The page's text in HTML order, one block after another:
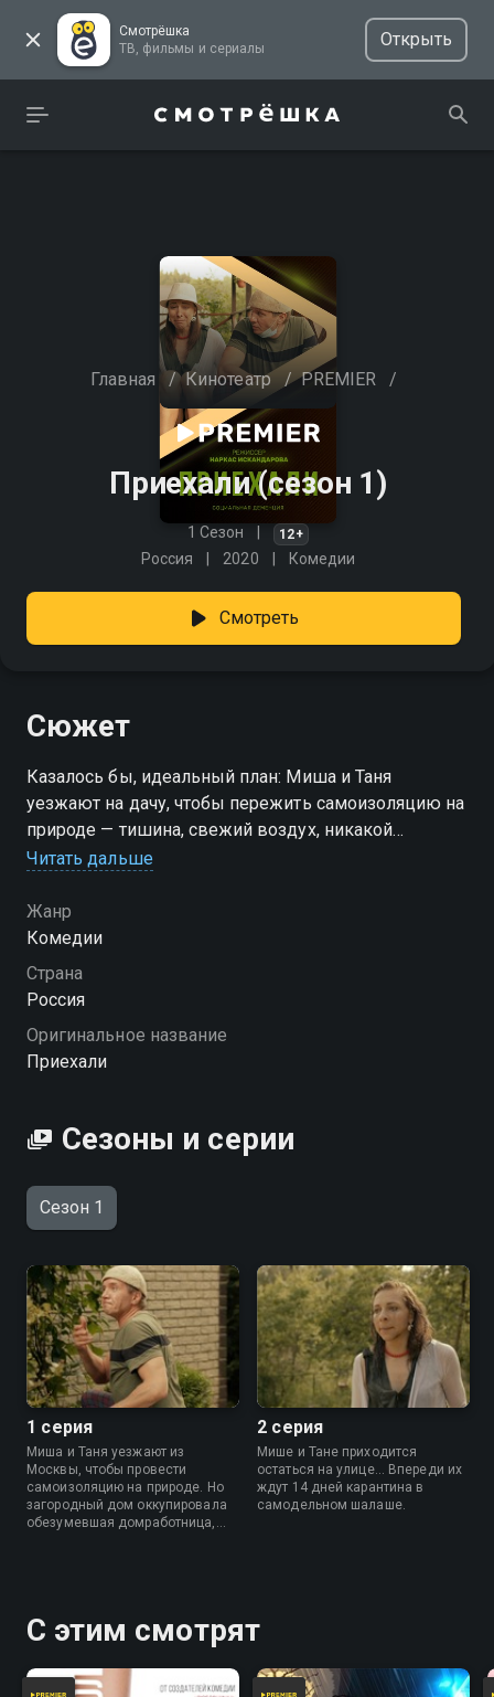
Смотрёшка
ТВ, фильмы и сериалы
Открыть
Главная / Кинотеатр / PREMIER /
Приехали (сезон 1)
1 Сезон 12+
Россия 2020 Комедии
Смотреть
Сюжет
Казалось бы, идеальный план: Миша и Таня
уезжают на дачу, чтобы пережить самоизоляцию на
природе — тишина, свежий воздух, никакой
городской суеты. Но спокойствие заканчивается в ту
домработница, которая явно потеряла связь с
реальностью. Вместо уединения — полная анархия.
Как теперь выжить в этом уютном аду, и кто кого
выгонит первым? «Приехали» — смотрите онлайн в
Посмотреть онлайн 1 сезон сериала Приехали вы
Читать дальше
Жанр
Комедии
Страна
Россия
Оригинальное название
Приехали
Сезоны и серии
Сезон 1
1 серия
Миша и Таня уезжают из
Москвы, чтобы провести
самоизоляцию на природе. Но
загородный дом оккупировала
обезумевшая домработница,
2 серия
Мише и Тане приходится
остаться на улице... Впереди их
ждут 14 дней карантина в
самодельном шалаше.
С этим смотрят